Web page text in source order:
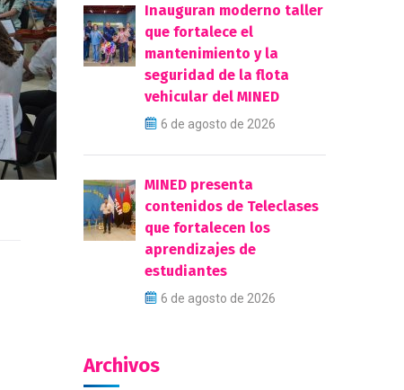
Inauguran moderno taller
que fortalece el
mantenimiento y la
seguridad de la flota
vehicular del MINED
6 de agosto de 2026
MINED presenta
contenidos de Teleclases
que fortalecen los
aprendizajes de
estudiantes
6 de agosto de 2026
Archivos